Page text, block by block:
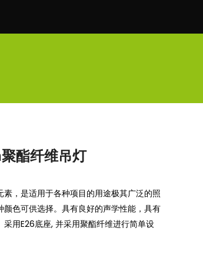
酯纤维吊灯
，是适用于各种项目的用途极其广泛的照
色可供选择。具有良好的声学性能，具有
用E26底座, 并采用聚酯纤维进行简单设